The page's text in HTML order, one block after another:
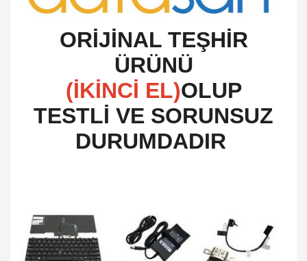
ORİJİNAL TEŞHİR
ÜRÜNÜ
(İKİNCİ EL)OLUP
TESTLİ VE SORUNSUZ
DURUMDADIR